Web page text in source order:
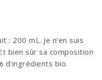
: 200 mL. Je n'en suis
bien sûr sa composition
d'ingrédients bio.